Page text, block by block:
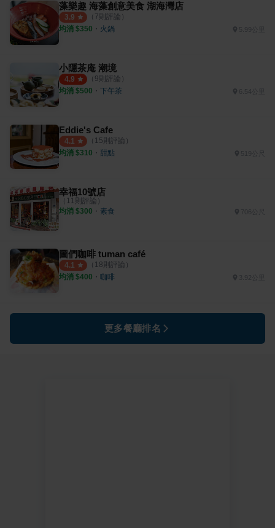
藻樂趣 海藻創意美食 湖海灣店
3.9 （ 7則評論）
均消 $350 ・ 火鍋 5.99公里
小隱茶庵 潮境
4.9 （ 9則評論）
均消 $500 ・ 下午茶 6.54公里
Eddie's Cafe
4.1 （ 15則評論）
均消 $310 ・ 甜點 519公尺
幸福10號店
（ 11則評論）
均消 $300 ・ 素食
圖們咖啡 tuman café
4.1 （ 18則評論）
均消 $400 ・ 咖啡
更多餐廳排名